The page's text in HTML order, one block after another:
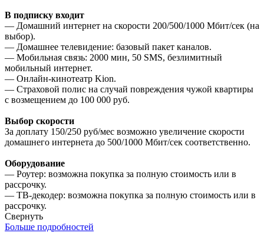
В подписку входит
— Домашний интернет на скорости 200/500/1000 Мбит/сек (на
выбор).
— Домашнее телевидение: базовый пакет каналов.
— Мобильная связь: 2000 мин, 50 SMS, безлимитный
мобильный интернет.
— Онлайн-кинотеатр Kion.
— Страховой полис на случай повреждения чужой квартиры
с возмещением до 100 000 руб.
Выбор скорости
За доплату 150/250 руб/мес возможно увеличение скорости
домашнего интернета до 500/1000 Мбит/сек соответственно.
Оборудование
— Роутер: возможна покупка за полную стоимость или в
рассрочку.
— ТВ-декодер: возможна покупка за полную стоимость или в
рассрочку.
Свернуть
Больше подробностей